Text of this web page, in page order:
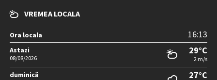
VREMEA LOCALA
Ora locala 16:13
Astazi
08/08/2026
29°C
2 m/s
duminică 27°C